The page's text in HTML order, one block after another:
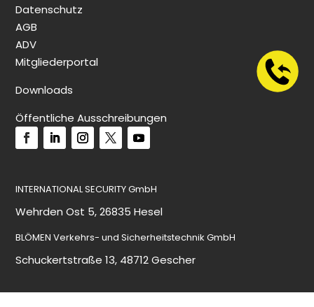
Datenschutz
AGB
ADV
Mitgliederportal
Downloads
Öffentliche Ausschreibungen
INTERNATIONAL SECURITY GmbH
Wehrden Ost 5, 26835 Hesel
BLÖMEN Verkehrs- und Sicherheitstechnik GmbH
Schuckertstraße 13, 48712 Gescher